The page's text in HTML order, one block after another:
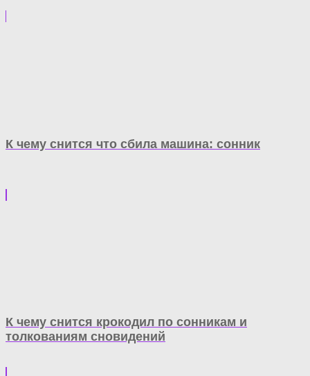
К чему снится что сбила машина: сонник
К чему снится крокодил по сонникам и
толкованиям сновидений